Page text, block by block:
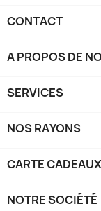
CONTACT
A PROPOS DE
SERVICES
NOS RAYONS
CARTE CADEAUX
NOTRE SOCIÉTÉ